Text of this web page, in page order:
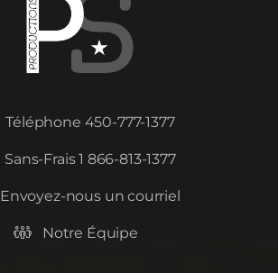
Téléphone 450-777-1377
Sans-Frais 1 866-813-1377
Envoyez-nous un courriel
 Notre Équipe